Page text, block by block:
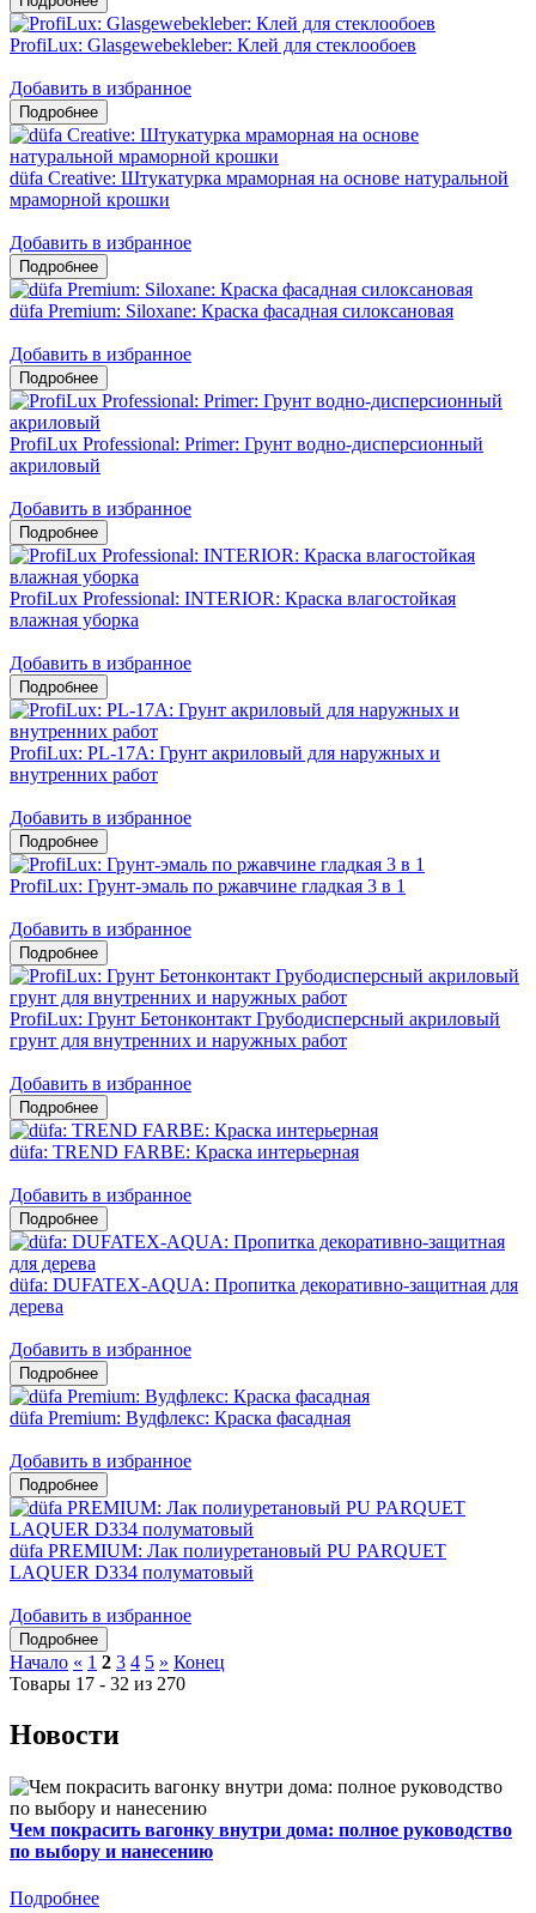
ProfiLux: Glasgewebekleber: Клей для стеклообоев
Добавить в избранное
düfa Creative: Штукатурка мраморная на основе натуральной
мраморной крошки
Добавить в избранное
düfa Premium: Siloxane: Краска фасадная силоксановая
Добавить в избранное
ProfiLux Professional: Primer: Грунт водно-дисперсионный
акриловый
Добавить в избранное
ProfiLux Professional: INTERIOR: Краска влагостойкая
влажная уборка
Добавить в избранное
ProfiLux: PL-17A: Грунт акриловый для наружных и
внутренних работ
Добавить в избранное
ProfiLux: Грунт-эмаль по ржавчине гладкая 3 в 1
Добавить в избранное
ProfiLux: Грунт Бетонконтакт Грубодисперсный акриловый
грунт для внутренних и наружных работ
Добавить в избранное
düfa: TREND FARBE: Краска интерьерная
Добавить в избранное
düfa: DUFATEX-AQUA: Пропитка декоративно-защитная для
дерева
Добавить в избранное
düfa Premium: Вудфлекс: Краска фасадная
Добавить в избранное
düfa PREMIUM: Лак полиуретановый PU PARQUET
LAQUER D334 полуматовый
Добавить в избранное
Начало « 1 2 3 4 5 » Конец
Товары 17 - 32 из 270
Новости
Чем покрасить вагонку внутри дома: полное руководство
по выбору и нанесению
Подробнее